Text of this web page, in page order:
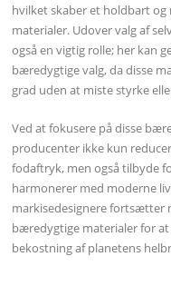
hvilket skaber et holdbart
materialer. Udover valg af
også en vigtig rolle; her kan
bæredygtige valg, da disse
grad uden at miste styrke
Ved at fokusere på disse
producenter ikke kun
fodaftryk, men også tilbyde
harmonerer med moderne
markisedesignere fortsætter
bæredygtige materialer for
bekostning af planetens